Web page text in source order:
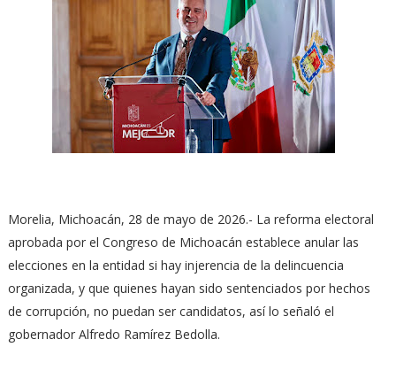
Morelia, Michoacán, 28 de mayo de 2026.- La reforma electoral
aprobada por el Congreso de Michoacán establece anular las
elecciones en la entidad si hay injerencia de la delincuencia
organizada, y que quienes hayan sido sentenciados por hechos
de corrupción, no puedan ser candidatos, así lo señaló el
gobernador Alfredo Ramírez Bedolla.